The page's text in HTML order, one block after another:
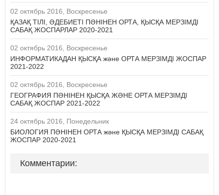
02 октябрь 2016, Воскресенье
ҚАЗАҚ ТІЛІ, ӘДЕБИЕТІ ПӘНІНЕН ОРТА, ҚЫСҚА МЕРЗІМДІ
САБАҚ ЖОСПАРЛАР 2020-2021
02 октябрь 2016, Воскресенье
ИНФОРМАТИКАДАН ҚЫСҚА және ОРТА МЕРЗІМДІ ЖОСПАР
2021-2022
02 октябрь 2016, Воскресенье
ГЕОГРАФИЯ ПӘНІНЕН ҚЫСҚА ЖӘНЕ ОРТА МЕРЗІМДІ
САБАҚ ЖОСПАР 2021-2022
24 октябрь 2016, Понедельник
БИОЛОГИЯ ПӘНІНЕН ОРТА және ҚЫСҚА МЕРЗІМДІ САБАҚ
ЖОСПАР 2020-2021
Комментарии: